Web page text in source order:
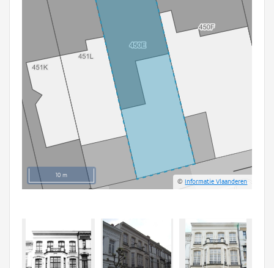
Aanmelden
10 m
©Informatie Vlaanderen